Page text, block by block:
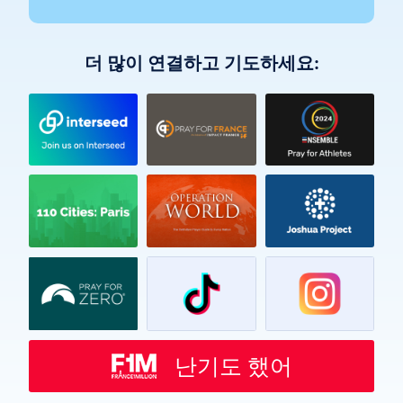
더 많이 연결하고 기도하세요:
난기도 했어
Russian
Spanish
Swahili
Tamil
Telugu
Thai
Urdu
Vietnamese